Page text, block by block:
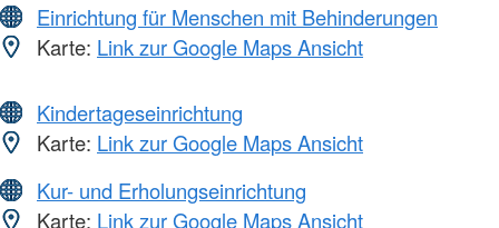
Einrichtung für Menschen mit Behinderungen
Karte: Link zur Google Maps Ansicht
Kindertageseinrichtung
Karte: Link zur Google Maps Ansicht
Kur- und Erholungseinrichtung
Karte: Link zur Google Maps Ansicht